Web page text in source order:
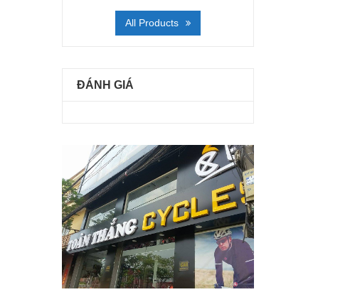
All Products
ĐÁNH GIÁ